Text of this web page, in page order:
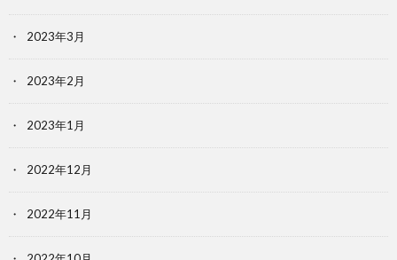
2023年3月
2023年2月
2023年1月
2022年12月
2022年11月